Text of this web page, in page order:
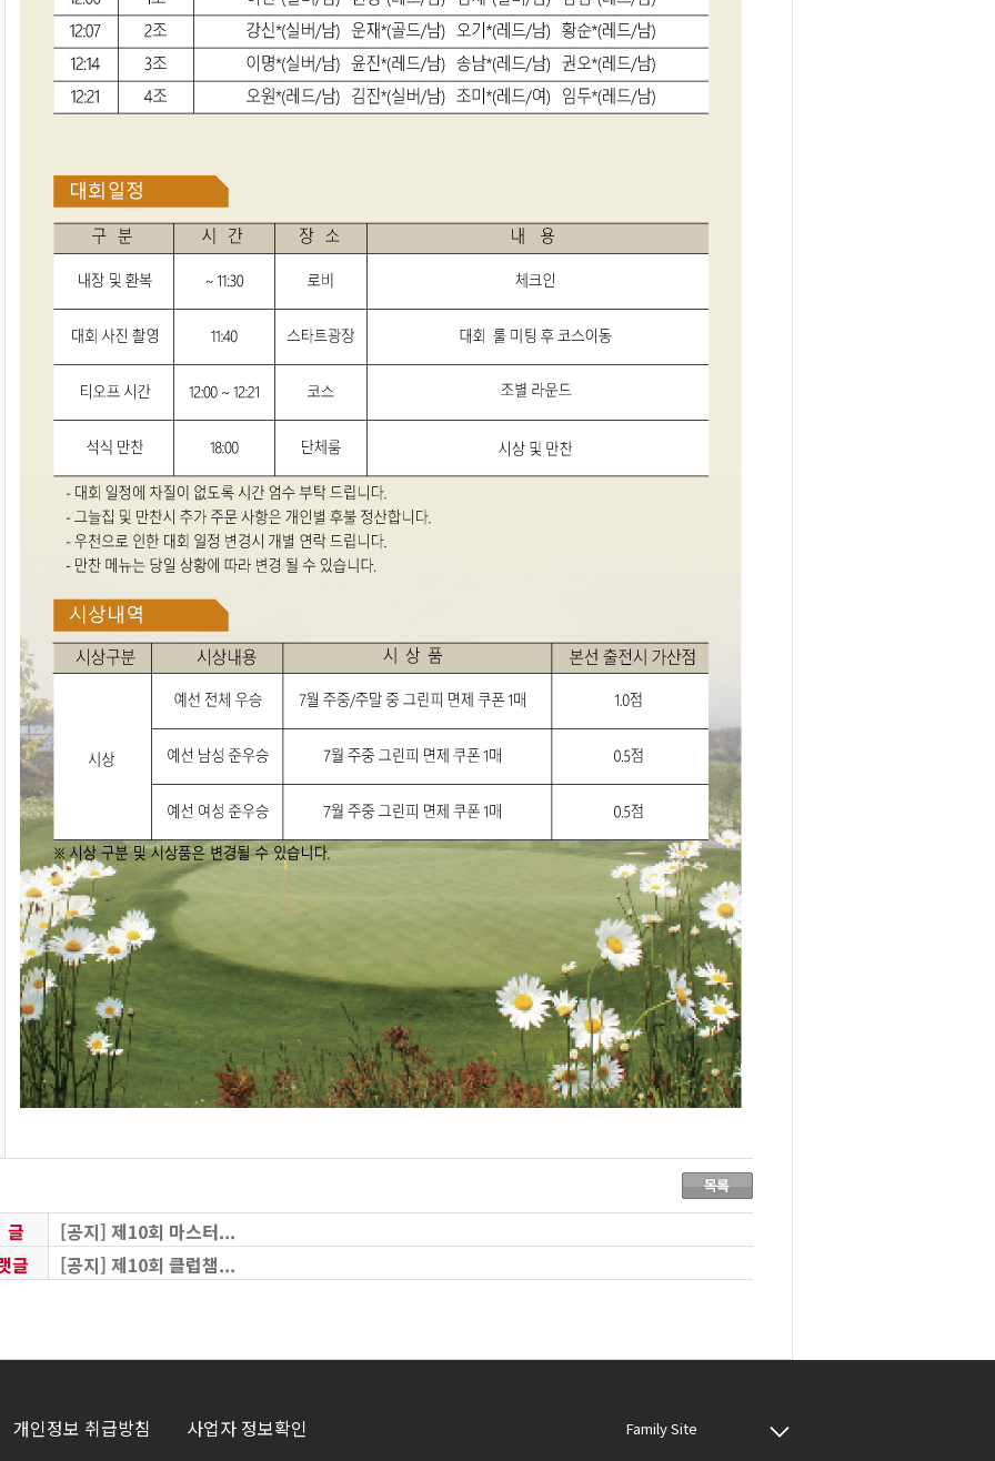
글
[공지] 제10회 마스터...
글
[공지] 제10회 클럽챔...
개인정보 취급방침 사업자 정보확인